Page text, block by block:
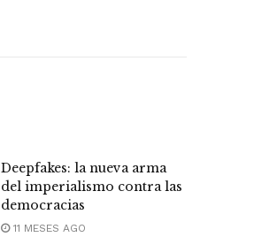
Deepfakes: la nueva arma
del imperialismo contra las
democracias
11 MESES AGO